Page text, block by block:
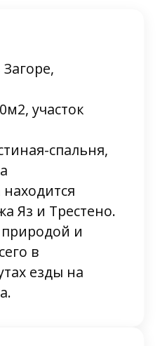
участок
спальня,
Яз и Трестено.
природой и
в
езды на